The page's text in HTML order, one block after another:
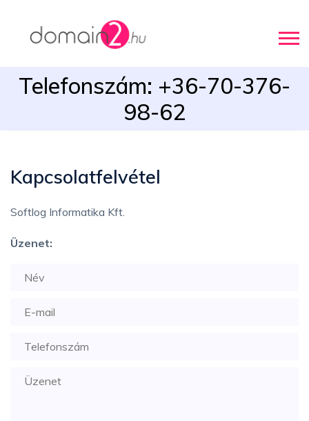
Telefonszám: +36-70-376-
98-62
Kapcsolatfelvétel
Softlog Informatika Kft.
Üzenet: